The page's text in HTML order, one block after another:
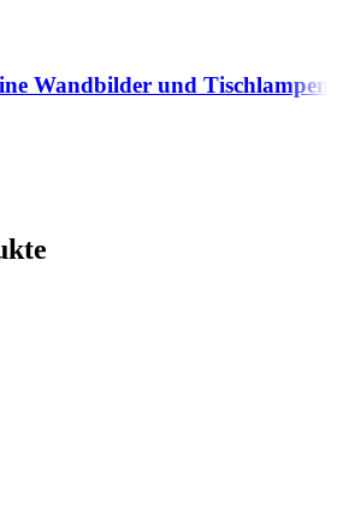
Wandbilder und Tischlampen